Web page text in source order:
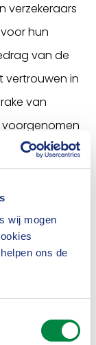
wij mogen
ons de
verzekeraars
hun
van de
vertrouwen in
van
voorgenomen
karakter van
een
voor
Voor
wel